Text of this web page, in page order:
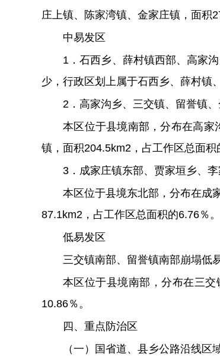
庄上镇、陈家湾镇、金家庄镇 ，面积
中易发区
1 ．石西乡、薛村镇西部、高家
少，行政区划上属于石西乡、薛村镇
2 ． 高家沟乡、三交镇、留誉镇
本区位于县境南部，分布在高家
镇 ，面积204.5km2 ，占工作区总面积
3 ． 成家庄镇东部、贾家垣乡、
本区位于县境东北部，分布在成
87.1km2 ，占工作区总面积的6.76％。
低易发区
三交镇南部、留誉镇南部崩塌低
本区位于县境南部，分布在三
10.86％。
四、重点防治区
（一 ）
国省道、县乡公路沿线区